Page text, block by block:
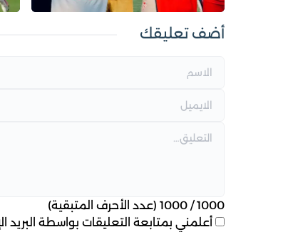
أضف تعليقك
1000
/
1000 (عدد الأحرف المتبقية)
أعلمني بمتابعة التعليقات بواسطة البريد